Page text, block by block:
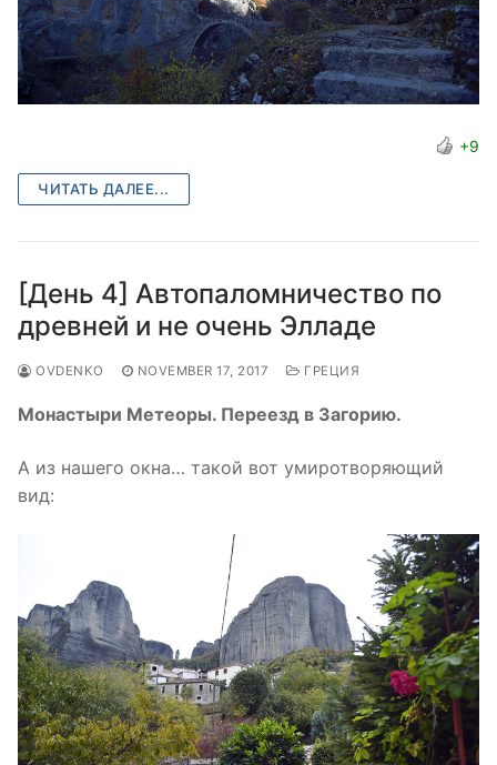
+9
ЧИТАТЬ ДАЛЕЕ...
[День 4] Автопаломничество по
древней и не очень Элладе
OVDENKO NOVEMBER 17, 2017 ГРЕЦИЯ
Монастыри Метеоры. Переезд в Загорию.
А из нашего окна… такой вот умиротворяющий
вид: